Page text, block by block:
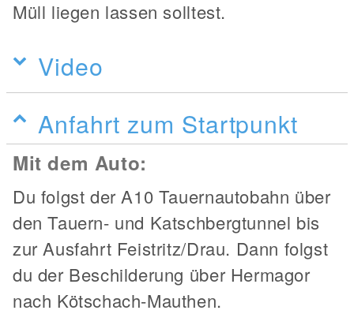
Müll liegen lassen solltest.
Video
Anfahrt zum Startpunkt
Mit dem Auto:
Du folgst der A10 Tauernautobahn über
den Tauern- und Katschbergtunnel bis
zur Ausfahrt Feistritz/Drau. Dann folgst
du der Beschilderung über Hermagor
nach Kötschach-Mauthen.